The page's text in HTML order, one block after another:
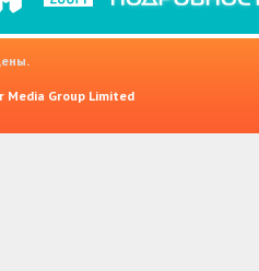
Media Group Limited